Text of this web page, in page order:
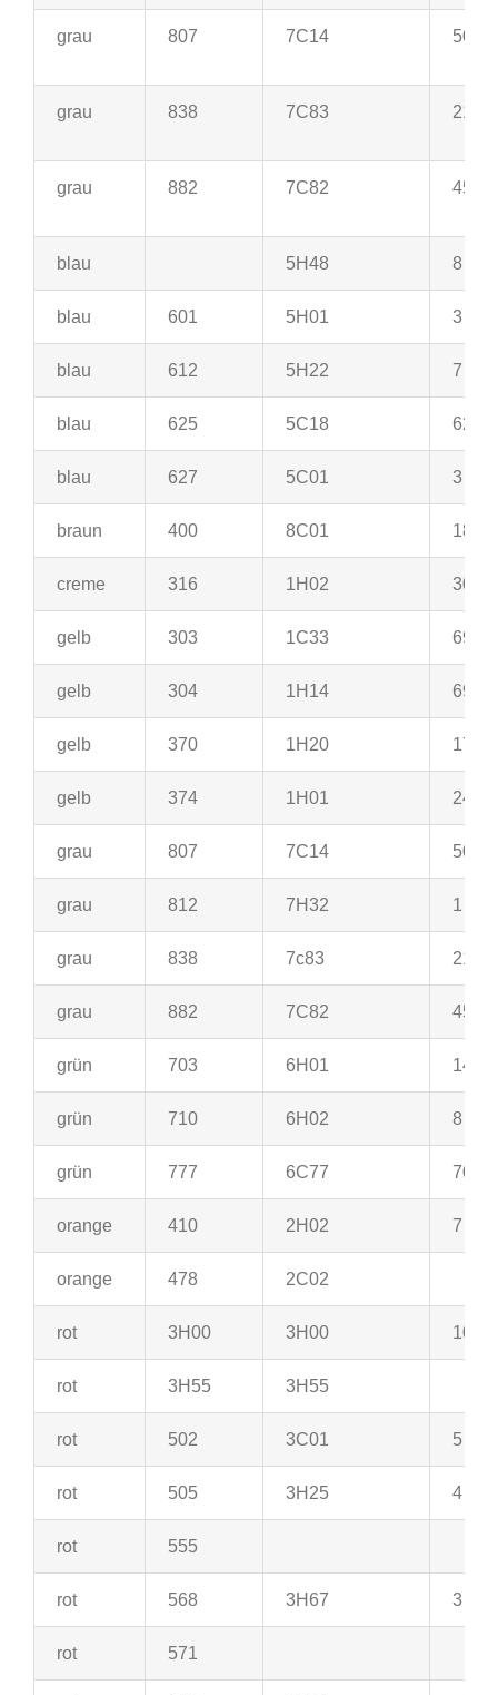
grau 807 7C14 50
grau 838 7C83 21
grau 882 7C82 45
blau 5H48 8
blau 601 5H01 3
blau 612 5H22 7
blau 625 5C18 62
blau 627 5C01 3
braun 400 8C01 18
creme 316 1H02 30
gelb 303 1C33 69
gelb 304 1H14 69
gelb 370 1H20 17
gelb 374 1H01 24
grau 807 7C14 50
grau 812 7H32 1
grau 838 7c83 21
grau 882 7C82 45
grün 703 6H01 14
grün 710 6H02 8
grün 777 6C77 70
orange 410 2H02 7
orange 478 2C02
rot 3H00 3H00 10
rot 3H55 3H55
rot 502 3C01 5
rot 505 3H25 4
rot 555
rot 568 3H67 3
rot 571